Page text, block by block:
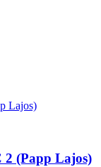
2 (Papp Lajos)